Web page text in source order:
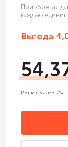
Приобретая
каждую
Выгода
Ваша скидка 7